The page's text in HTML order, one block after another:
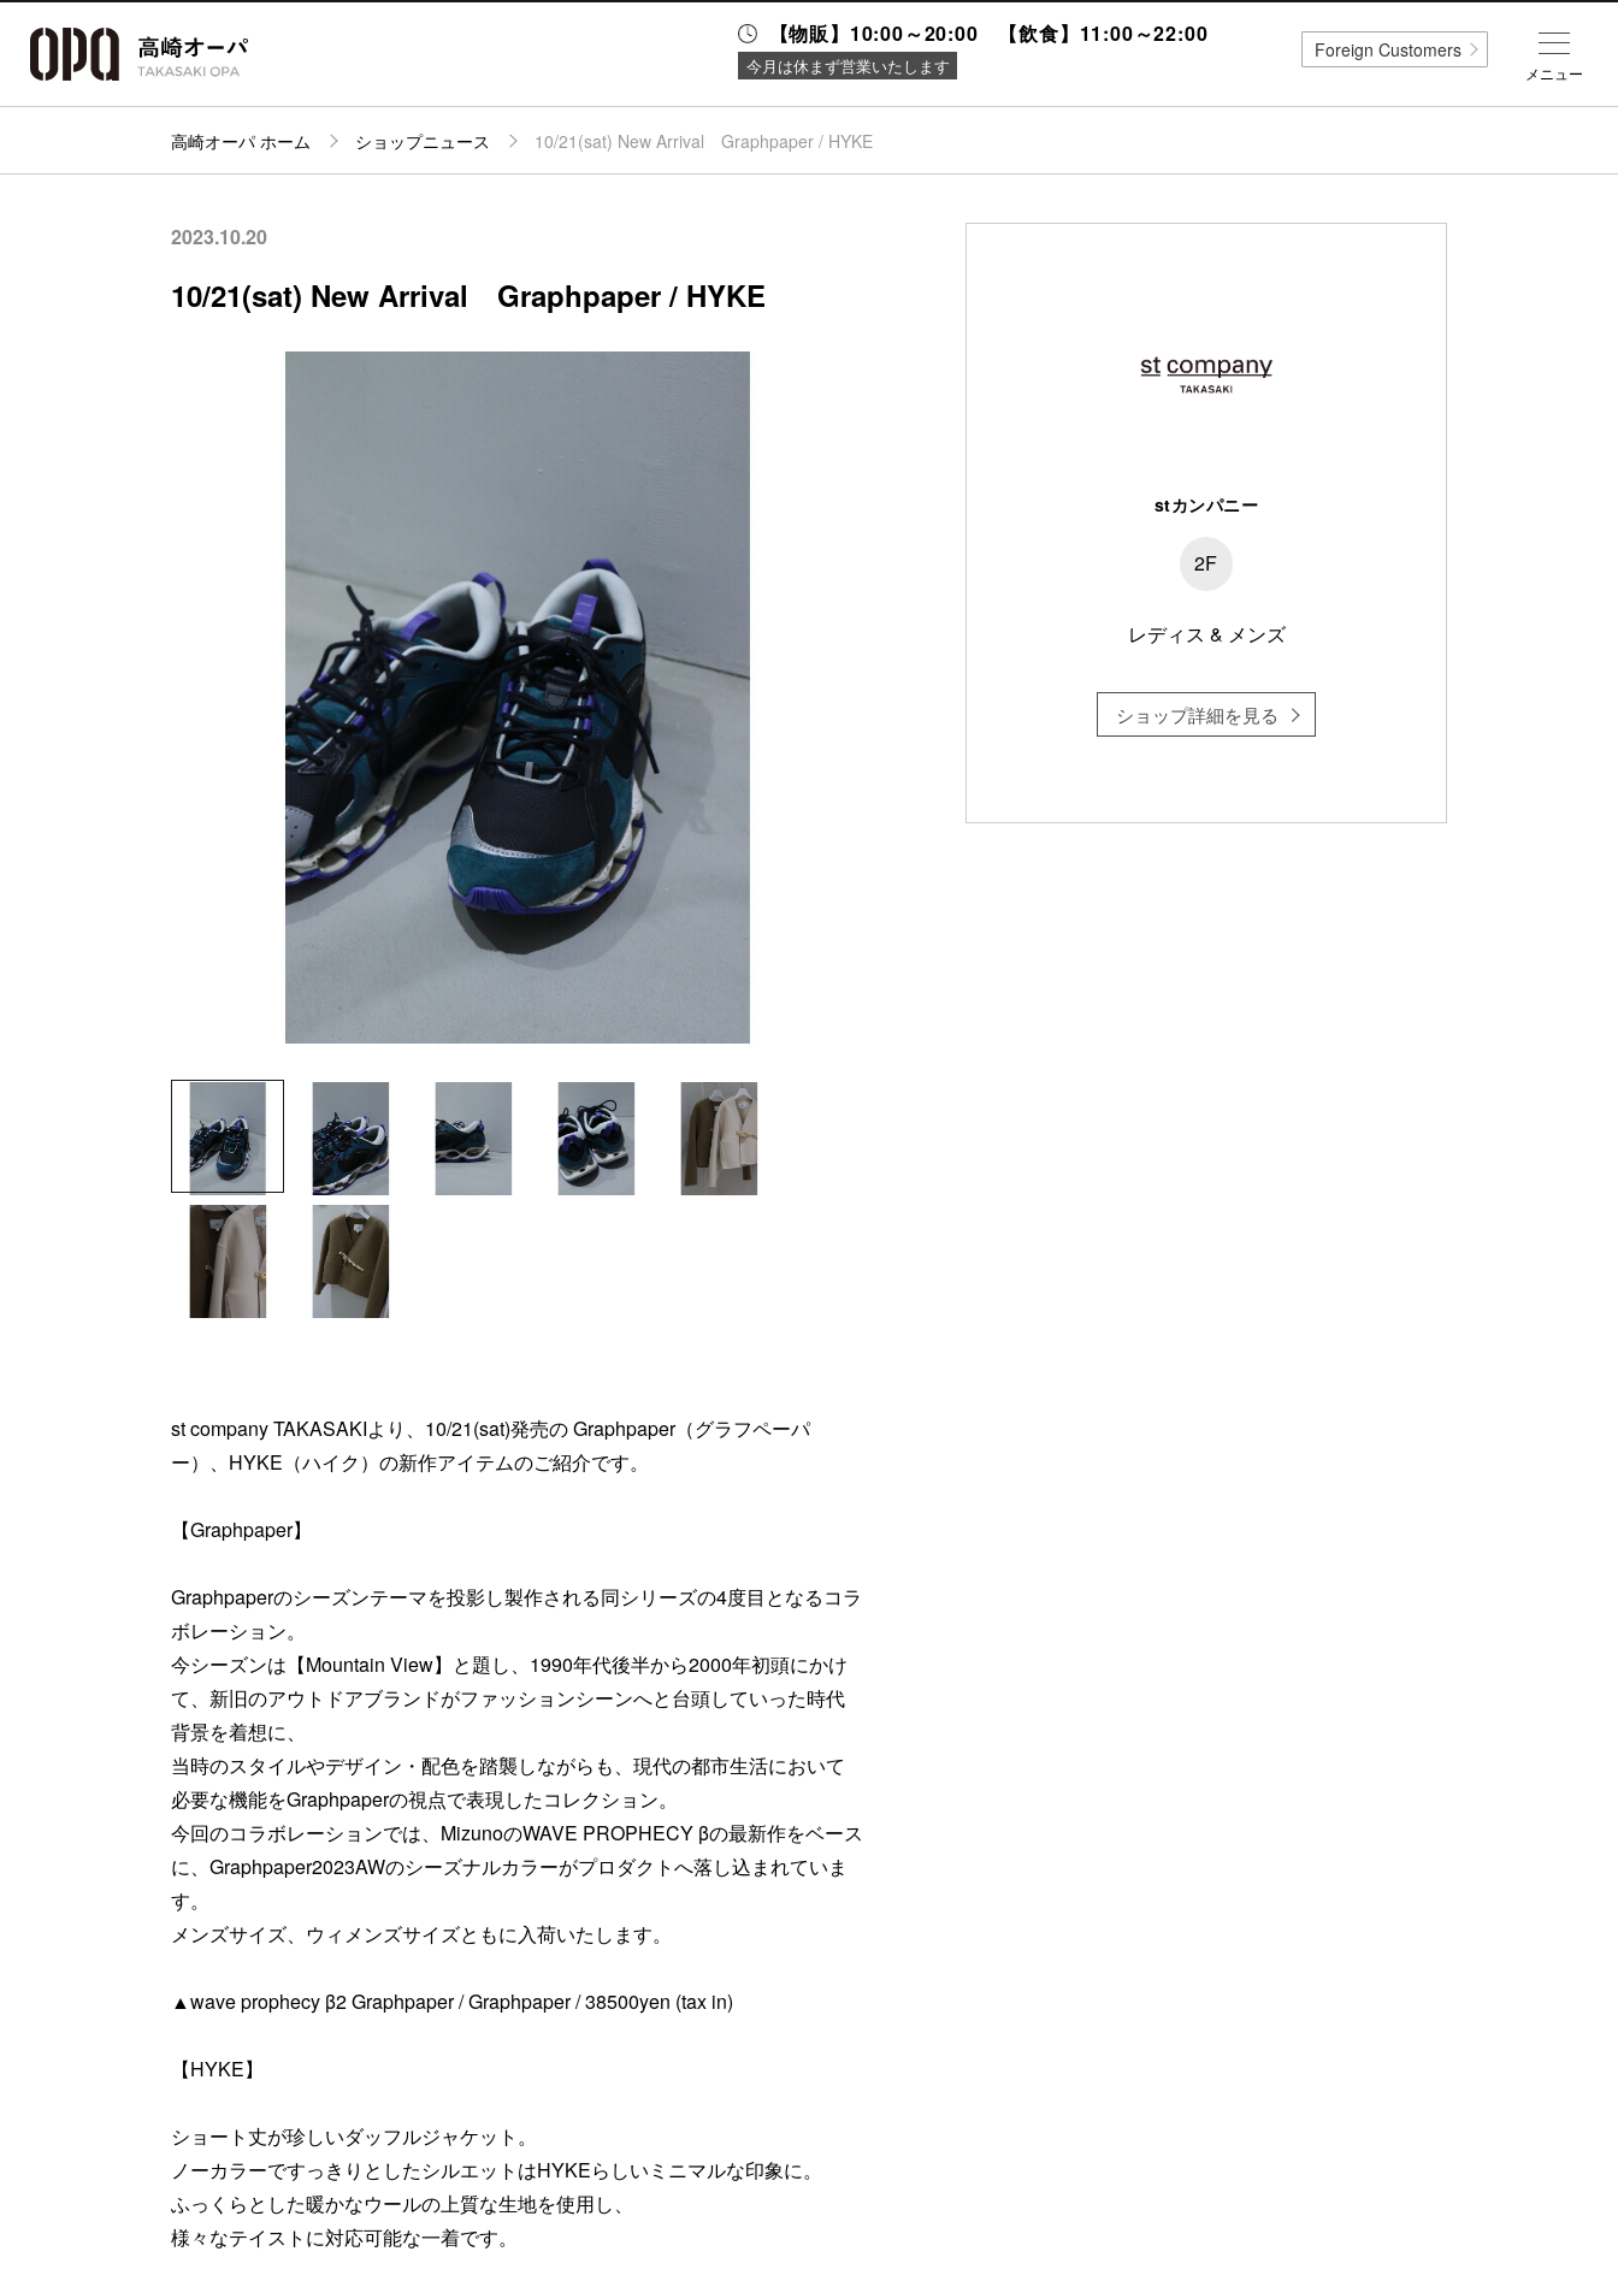
【物販】10:00～20:00 【飲食】11:00～22:00
今月は休まず営業いたします
パーキング
施設案内
イベント
高崎オーパ ホーム ショップニュース 10/21(sat) New Arrival Graphpaper / HYKE
2023.10.20
10/21(sat) New Arrival Graphpaper / HYKE
st company TAKASAKIより、10/21(sat)発売の Graphpaper（グラフペーパ
ー）、HYKE（ハイク）の新作アイテムのご紹介です。
【Graphpaper】
Graphpaperのシーズンテーマを投影し製作される同シリーズの4度目となるコラ
ボレーション。
今シーズンは【Mountain View】と題し、1990年代後半から2000年初頭にかけ
て、新旧のアウトドアブランドがファッションシーンへと台頭していった時代
背景を着想に、
当時のスタイルやデザイン・配色を踏襲しながらも、現代の都市生活において
必要な機能をGraphpaperの視点で表現したコレクション。
今回のコラボレーションでは、MizunoのWAVE PROPHECY βの最新作をベース
に、Graphpaper2023AWのシーズナルカラーがプロダクトへ落し込まれていま
す。
メンズサイズ、ウィメンズサイズともに入荷いたします。
▲wave prophecy β2 Graphpaper / Graphpaper / 38500yen (tax in)
【HYKE】
ショート丈が珍しいダッフルジャケット。
ノーカラーですっきりとしたシルエットはHYKEらしいミニマルな印象に。
ふっくらとした暖かなウールの上質な生地を使用し、
様々なテイストに対応可能な一着です。
stカンパニー
2F
レディス & メンズ
ショップ詳細を見る
メニュー
Foreign Customers